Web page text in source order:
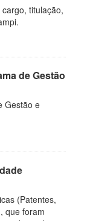
titulação,
de Gestão
Gestão e
(Patentes,
que foram